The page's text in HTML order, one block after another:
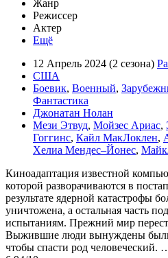
Жанр
Режиссер
Актер
Ещё
12 Апрель 2024 (2 сезона)
США
Боевик, Военный,
Фантастика
Джонатан Нолан
Мези Этвуд, Мойзес Ариас,
Гоггинс, Кайл МакЛоклен,
Xелиа Мендес–Йонес,
Киноадаптация известной
которой разворачиваются в
результате ядерной катастрофы
уничтожена, а остальная часть
испытаниям. Прежний мир
Выжившие люди вынуждены были
чтобы спасти род человеческий.